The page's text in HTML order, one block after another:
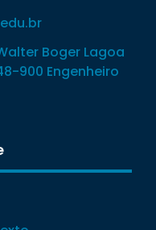
Boger Lagoa
900 Engenheiro